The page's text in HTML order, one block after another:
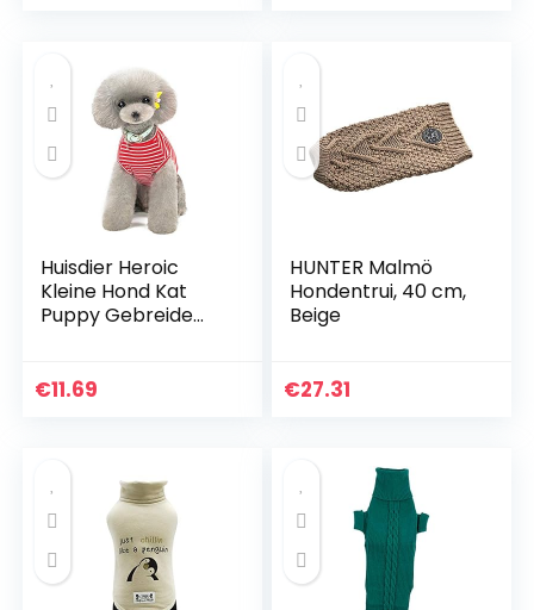
Grote Honden
Katten
Huisdier Heroic
Kleine Hond Kat
Puppy Gebreide
Comfortabele
Kleding voor Kleine
Honden Katten
Puppy Roze Rood
Blauw Grijs Gras –
Gewicht 1.2-9.0
KGS, X-Large
€11.69
HUNTER Malmö
Hondentrui, 40 cm,
Beige
€27.31